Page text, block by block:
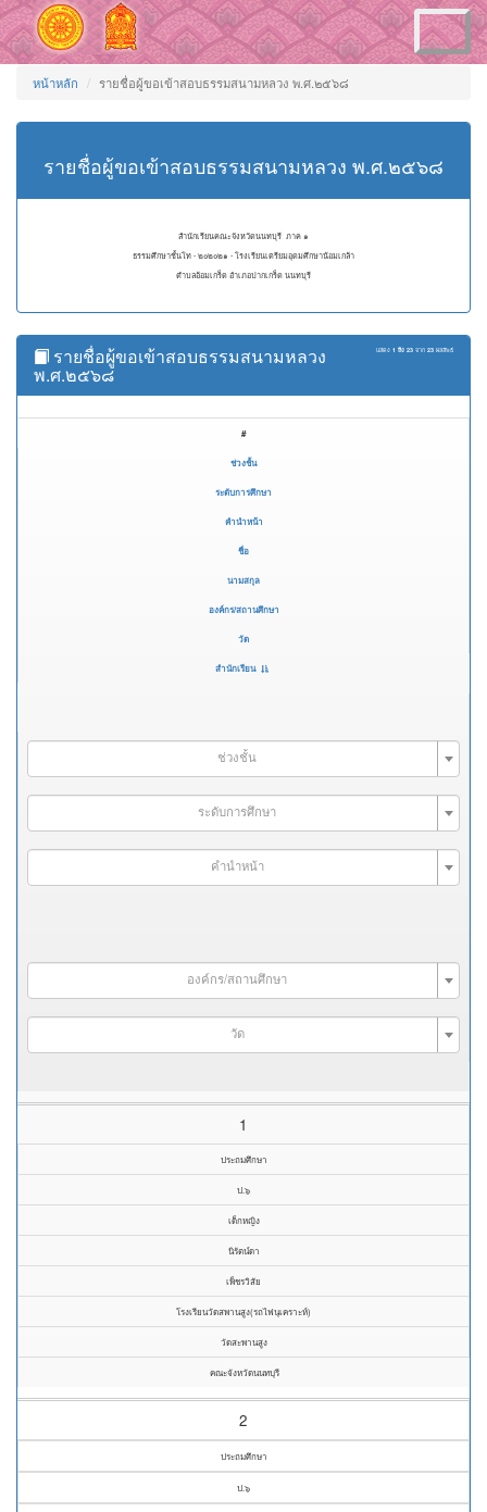
Toggle
navigation
หน้าหลัก รายชื่อผู้ขอเข้าสอบธรรมสนามหลวง พ.ศ.๒๕๖๘
รายชื่อผู้ขอเข้าสอบธรรมสนามหลวง พ.ศ.๒๕๖๘
สำนักเรียนคณะจังหวัดนนทบุรี ภาค ๑
ธรรมศึกษาชั้นโท - ๒๐๒๐๒๑ - โรงเรียนเตรียมอุดมศึกษาน้อมเกล้า
ตำบลอ้อมเกร็ด อำเภอปากเกร็ด นนทบุรี
แสดง 1 ถึง 23 จาก 23 ผลลัพธ์
รายชื่อผู้ขอเข้าสอบธรรมสนามหลวง
พ.ศ.๒๕๖๘
#
ช่วงชั้น
ระดับการศึกษา
คำนำหน้า
ชื่อ
นามสกุล
องค์กร/สถานศึกษา
วัด
สำนักเรียน
ช่วงชั้น
ระดับการศึกษา
คำนำหน้า
องค์กร/สถานศึกษา
วัด
1
ประถมศึกษา
ป.๖
เด็กหญิง
นิรัตน์ดา
เพ็ชรวิสัย
โรงเรียนวัดสพานสูง(รถไฟนุเคราะห์)
วัดสะพานสูง
คณะจังหวัดนนทบุรี
2
ประถมศึกษา
ป.๖